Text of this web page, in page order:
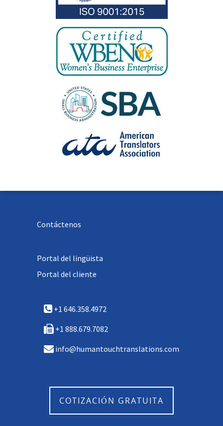
Contáctenos
Portal del lingüista
Portal del cliente
+1 646.358.4972
+1 888.679.7082
info@humantouchtranslations.com
COTIZACIÓN GRATUITA